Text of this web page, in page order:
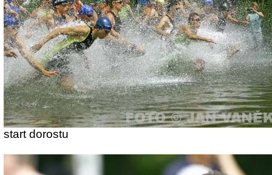
start dorostu